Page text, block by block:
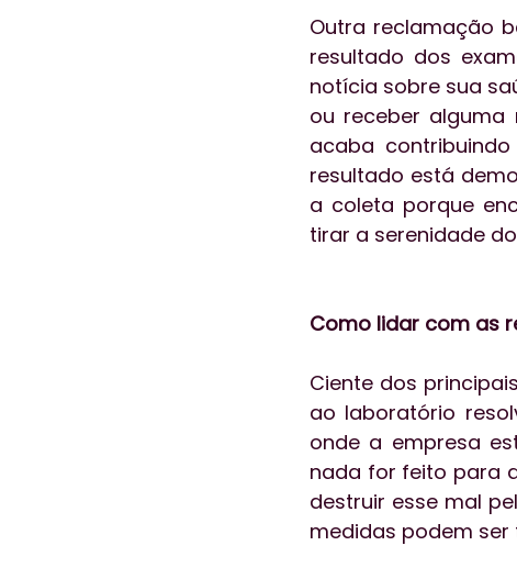
Outra reclamação
resultado dos
notícia sobre sua
ou receber
acaba
resultado está
a coleta porque
tirar a serenidade
Como lidar com as
Ciente dos
ao laboratório
onde a empresa
nada for feito para
destruir esse mal
medidas podem ser